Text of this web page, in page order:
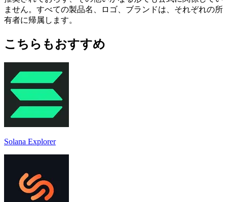
ません。すべての製品名、ロゴ、ブランドは、それぞれの所
有者に帰属します。
こちらもおすすめ
Solana Explorer